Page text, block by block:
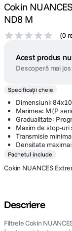
Cokin
ND8 M
(0
Acest produs
Descoperă mai
Specificații cheie
Dimensiuni:
Marimea: M (P
Gradualitate:
Maxim de stop-uri
Transmisie
Densitate
Pachetul include
Cokin NUANCES
Descriere
Filtrele Cokin